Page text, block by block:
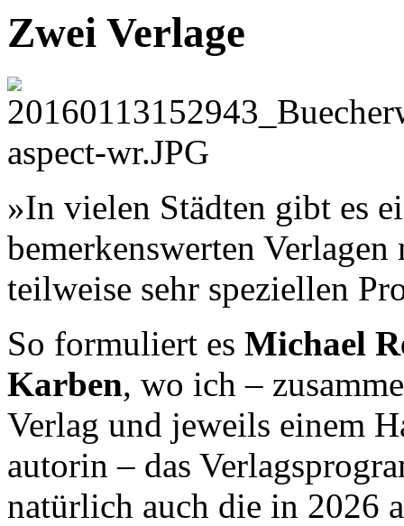
Zwei Verlage
»In vielen Städten gibt es
bemerkenswerten
teilweise sehr speziellen
So formuliert es Michael
Karben, wo ich –
Verlag und jeweils einem
autorin – das
natürlich auch die in 2026